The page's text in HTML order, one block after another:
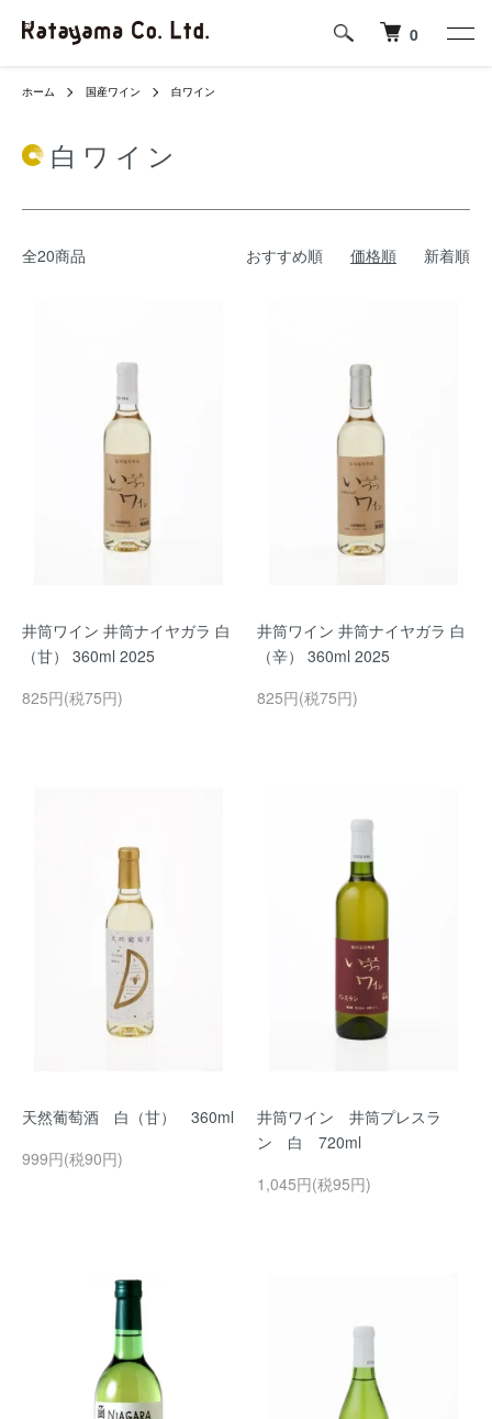
0
ホーム 国産ワイン 白ワイン
白ワイン
全20商品 おすすめ順 価格順 新着順
井筒ワイン 井筒ナイヤガラ 白
（甘） 360ml 2025
825円(税75円)
井筒ワイン 井筒ナイヤガラ 白
（辛） 360ml 2025
825円(税75円)
天然葡萄酒 白（甘） 360ml
999円(税90円)
井筒ワイン 井筒プレスラ
ン 白 720ml
1,045円(税95円)